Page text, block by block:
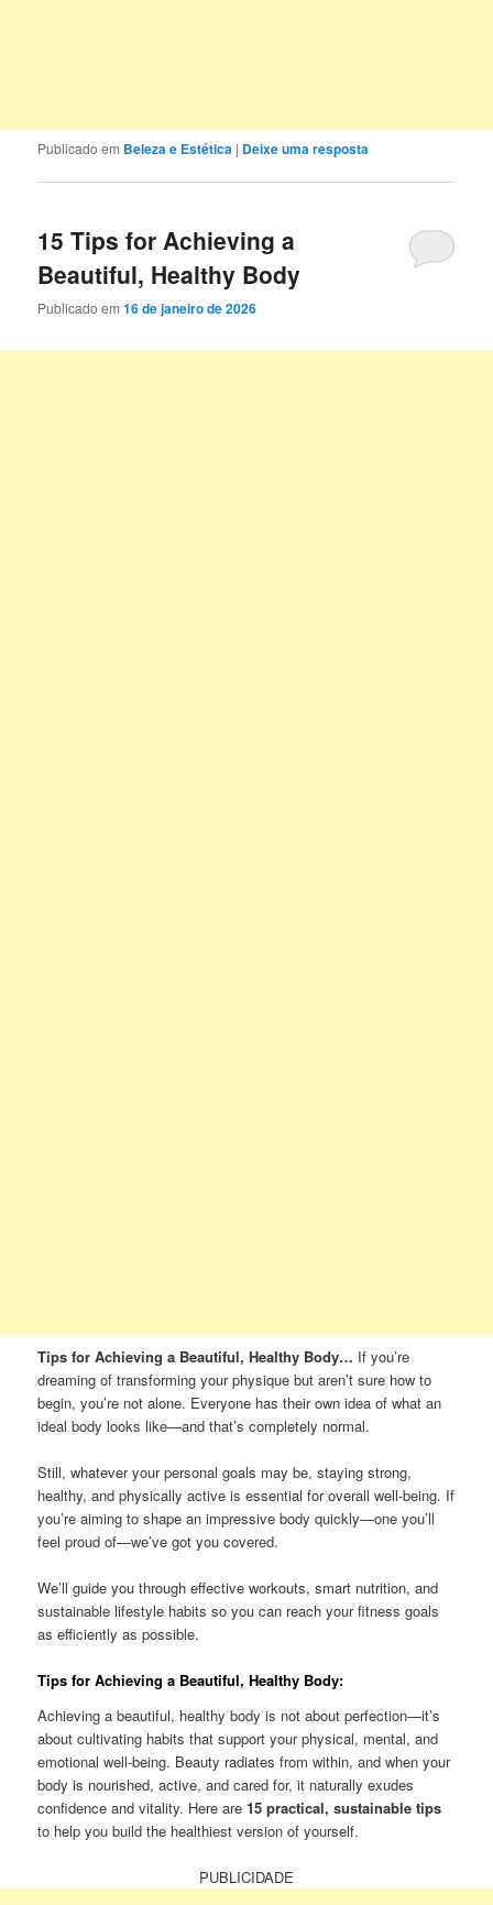
Publicado em Beleza e Estética | Deixe uma resposta
15 Tips for Achieving a
Beautiful, Healthy Body
Publicado em16 de janeiro de 2026
Tips for Achieving a Beautiful, Healthy Body… If you’re
dreaming of transforming your physique but aren’t sure how to
begin, you’re not alone. Everyone has their own idea of what an
ideal body looks like—and that’s completely normal.
Still, whatever your personal goals may be, staying strong,
healthy, and physically active is essential for overall well-being. If
you’re aiming to shape an impressive body quickly—one you’ll
feel proud of—we’ve got you covered.
We’ll guide you through effective workouts, smart nutrition, and
sustainable lifestyle habits so you can reach your fitness goals
as efficiently as possible.
Tips for Achieving a Beautiful, Healthy Body:
Achieving a beautiful, healthy body is not about perfection—it’s
about cultivating habits that support your physical, mental, and
emotional well-being. Beauty radiates from within, and when your
body is nourished, active, and cared for, it naturally exudes
confidence and vitality. Here are15 practical, sustainable tips
to help you build the healthiest version of yourself.
PUBLICIDADE